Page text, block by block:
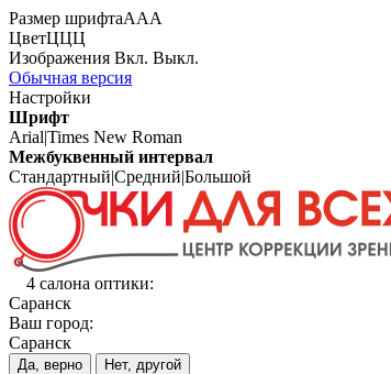
Размер шрифтаААА
ЦветЦЦЦ
Изображения Вкл. Выкл.
Обычная версия
Настройки
Шрифт
Arial|Times New Roman
Межбуквенный интервал
Стандартный|Средний|Большой
4 салона оптики:
Саранск
Ваш город:
Саранск
Да, верно Нет, другой